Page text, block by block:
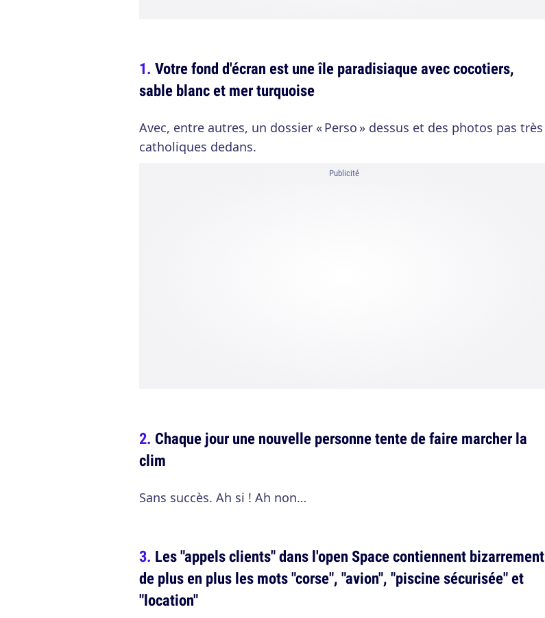
Votre fond d'écran est une île paradisiaque avec cocotiers,
sable blanc et mer turquoise
Avec, entre autres, un dossier « Perso » dessus et des photos pas très
catholiques dedans.
Publicité
Chaque jour une nouvelle personne tente de faire marcher la
clim
Sans succès. Ah si ! Ah non…
Les "appels clients" dans l'open Space contiennent bizarrement
de plus en plus les mots "corse", "avion", "piscine sécurisée" et
"location"